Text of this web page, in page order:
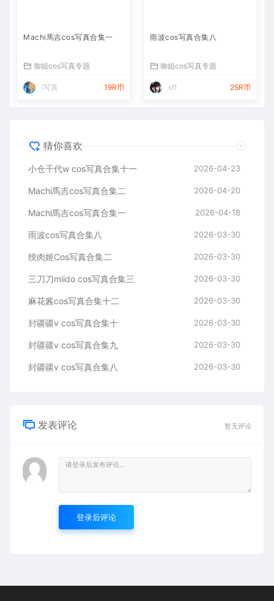
Machi馬吉cos写真合集一
御姐cos写真专题
i写真 19R币
雨波cos写真合集八
御姐cos写真专题
sff 25R币
猜你喜欢
小仓千代w cos写真合集十一 2026-04-23
Machi馬吉cos写真合集二 2026-04-20
Machi馬吉cos写真合集一 2026-04-18
雨波cos写真合集八 2026-03-30
绞肉姬Cos写真合集二 2026-03-30
三刀刀miido cos写真合集三 2026-03-30
麻花酱cos写真合集十二 2026-03-30
封疆疆v cos写真合集十 2026-03-30
封疆疆v cos写真合集九 2026-03-30
封疆疆v cos写真合集八 2026-03-30
发表评论 暂无评论
登录后评论